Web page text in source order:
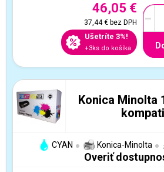
46,05 €
37,44 €bez DPH
Ušetríte 3%!
+3ks do košíka
-
Konica Minolta
CYAN Konica-Minolta
Overiť